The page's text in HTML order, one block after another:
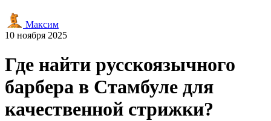
Максим
10 ноября 2025
Где найти русскоязычного
барбера в Стамбуле для
качественной стрижки?